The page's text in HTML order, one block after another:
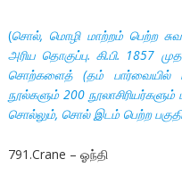
(சொல், மொழி மாற்றம் பெற்ற
அரிய தொகுப்பு.கி.பி. 1857
சொற்களைத்(தம் பார்வையில்
நூல்களும்200 நூலாசிரியர்களும்
சொல்லும், சொல் இடம் பெற்ற
791.Crane – ஓந்தி